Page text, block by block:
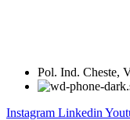
Pol. Ind. Cheste,
Instagram Linkedin